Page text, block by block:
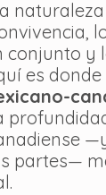
conjunto y
es
partes—